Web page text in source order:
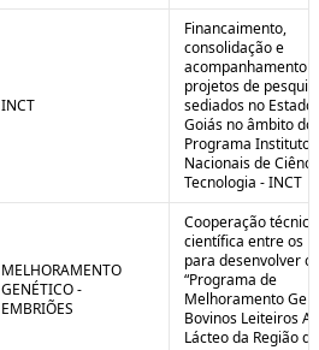
INCT
Financaimento,
consolidação e
acompanhamento
projetos de
sediados no Estado
Goiás no âmbito do
Programa Institutos
Nacionais de
Tecnologia - INCT
MELHORAMENTO
GENÉTICO -
EMBRIÕES
Cooperação
científica entre os
para desenvolver o
“Programa de
Melhoramento
Bovinos Leiteiros
Lácteo da Região